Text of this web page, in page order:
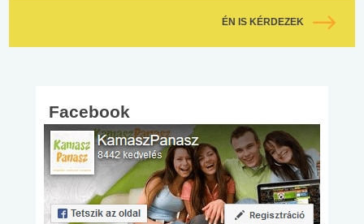
ÉN IS KÉRDEZEK
Facebook